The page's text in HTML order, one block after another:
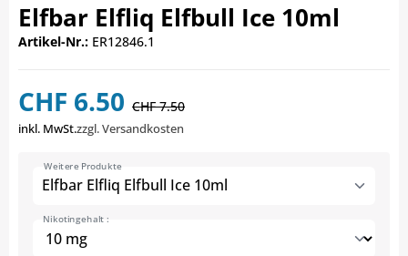
Elfbar Elfliq Elfbull Ice 10ml
Artikel-Nr.: ER12846.1
CHF 6.50 CHF 7.50
inkl. MwSt.zzgl. Versandkosten
Elfbar Elfliq Elfbull Ice 10ml
Weitere Produkte
Nikotingehalt :